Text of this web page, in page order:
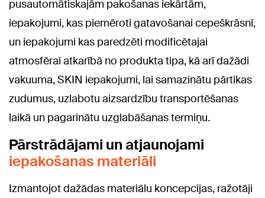
pusautomātiskajām pakošanas iekārtām,
iepakojumi, kas piemēroti gatavošanai cepeškrāsnī,
un iepakojumi kas paredzēti modificētajai
atmosfērai atkarībā no produkta tipa, kā arī dažādi
vakuuma, SKIN iepakojumi, lai samazinātu pārtikas
zudumus, uzlabotu aizsardzību transportēšanas
laikā un pagarinātu uzglabāšanas termiņu.
Pārstrādājami un atjaunojami
iepakošanas materiāli
Izmantojot dažādas materiālu koncepcijas, ražotāji